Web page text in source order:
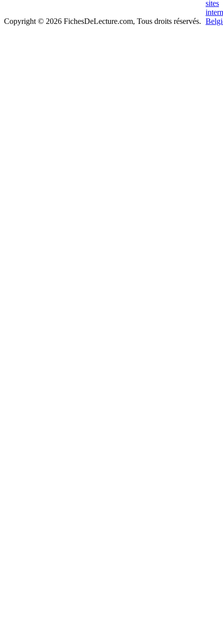
Copyright © 2026 FichesDeLecture.com, Tous droits réservés.